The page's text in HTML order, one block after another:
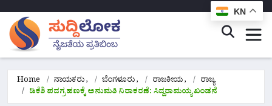
Home ನಾಯಕರು, ಬೆಂಗಳೂರು, ರಾಜಕೀಯ,
ರಾಜ್ಯ
ಡಿಕೆಶಿ ಪದಗ್ರಹಣಕ್ಕೆ ಅನುಮತಿ ನಿರಾಕರಣೆ: ಸಿದ್ದರಾಮಯ್ಯ ಖಂಡನೆ
KN